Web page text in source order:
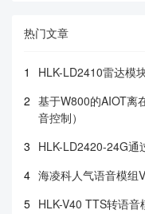
热门文章
1
HLK-LD2410雷达模
2 基于W800的AIOT离
音控制）
3 HLK-LD2420-24G通
4 海凌科人气语音模组
5 HLK-V40 TTS转语